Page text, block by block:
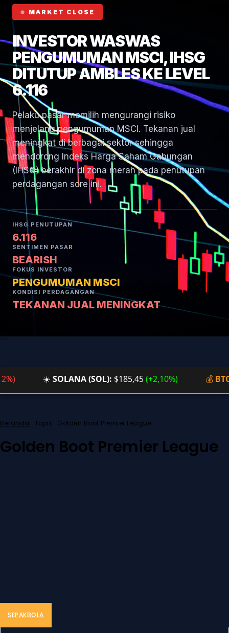
MARKET CLOSE
INVESTOR WASWAS
PENGUMUMAN MSCI, IHSG
DITUTUP AMBLES KE LEVEL
6.116
Pelaku pasar memilih mengurangi risiko
menjelang pengumuman MSCI. Tekanan jual
meningkat di berbagai sektor sehingga
mendorong Indeks Harga Saham Gabungan
(IHSG) berakhir di zona merah pada penutupan
perdagangan sore ini.
IHSG PENUTUPAN
6.116
SENTIMEN PASAR
BEARISH
FOKUS INVESTOR
PENGUMUMAN MSCI
KONDISI PERDAGANGAN
TEKANAN JUAL MENINGKAT
```
SOLANA (SOL):$185,45(+2,10%) BTC/
Beranda Topik Golden Boot Premier League
Golden Boot Premier League
SEPAKBOLA